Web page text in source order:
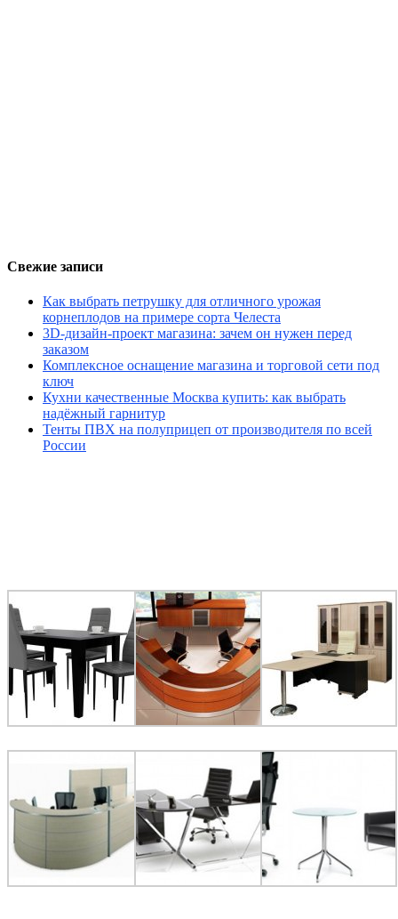
Свежие записи
Как выбрать петрушку для отличного урожая
корнеплодов на примере сорта Челеста
3D-дизайн-проект магазина: зачем он нужен перед
заказом
Комплексное оснащение магазина и торговой сети под
ключ
Кухни качественные Москва купить: как выбрать
надёжный гарнитур
Тенты ПВХ на полуприцеп от производителя по всей
России